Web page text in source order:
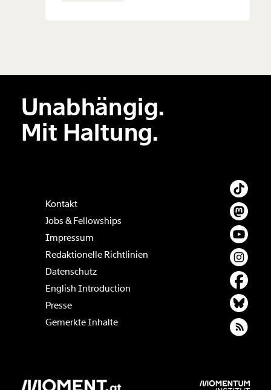
Unabhängig.
Mit Haltung.
Kontakt
Jobs & Fellowships
Impressum
Redaktionelle Richtlinien
Datenschutz
English Introduction
Presse
Gemerkte Inhalte